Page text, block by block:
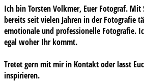
Ich bin Torsten Volkmer, Euer Fotograf. Mit
bereits seit vielen Jahren in der Fotografie
emotionale und professionelle Fotografie.
egal woher Ihr kommt.
Tretet gern mit mir in Kontakt oder lasst
inspirieren.